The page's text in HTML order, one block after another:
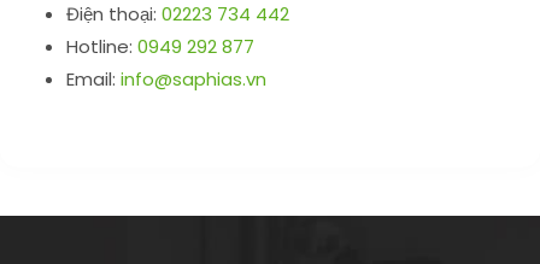
Điện thoại: 02223 734 442
Hotline: 0949 292 877
Email: info@saphias.vn